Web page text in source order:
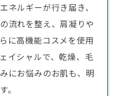
ネルギーが行き届き、
流れを整え、肩凝りや
に高機能コスメを使用
イシャルで、乾燥、毛
にお悩みのお肌も、明
。